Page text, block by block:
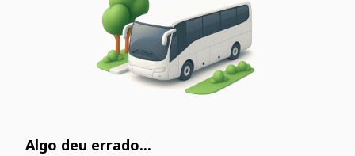
Algo deu errado...